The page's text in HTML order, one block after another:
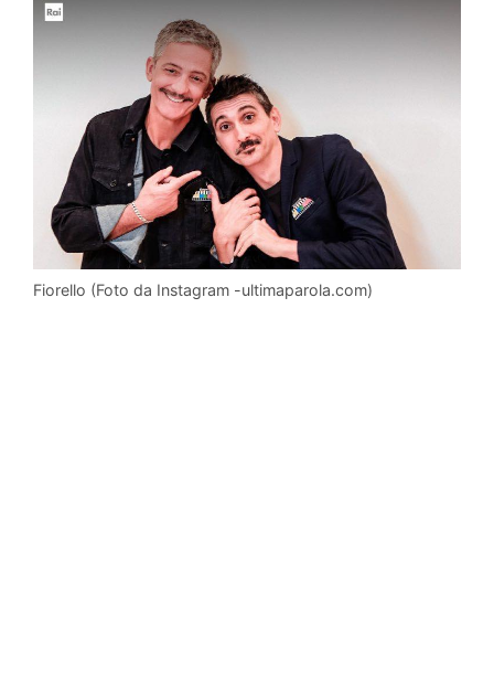
Fiorello (Foto da Instagram -ultimaparola.com)